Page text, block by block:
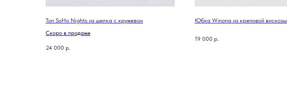
Топ SoHo Nights из шелка с кружевом
Скоро в продаже
24 000 р.
Юбка Winona из креповой вискозы
19 000 р.